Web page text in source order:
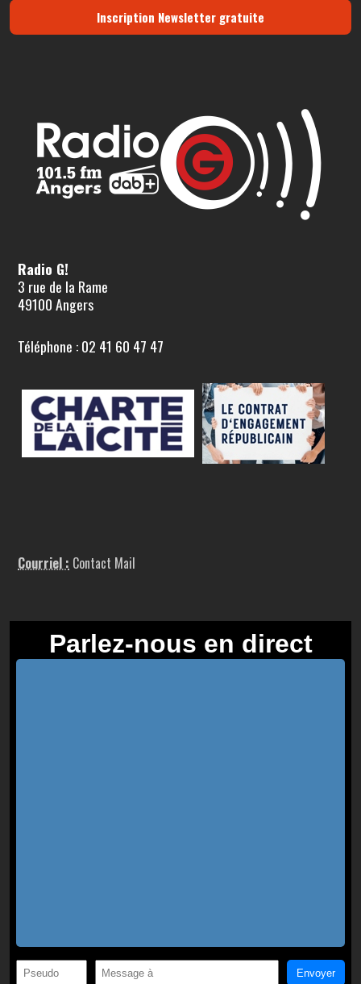
Inscription Newsletter gratuite
Radio G!
3 rue de la Rame
49100 Angers
Téléphone : 02 41 60 47 47
Courriel : Contact Mail